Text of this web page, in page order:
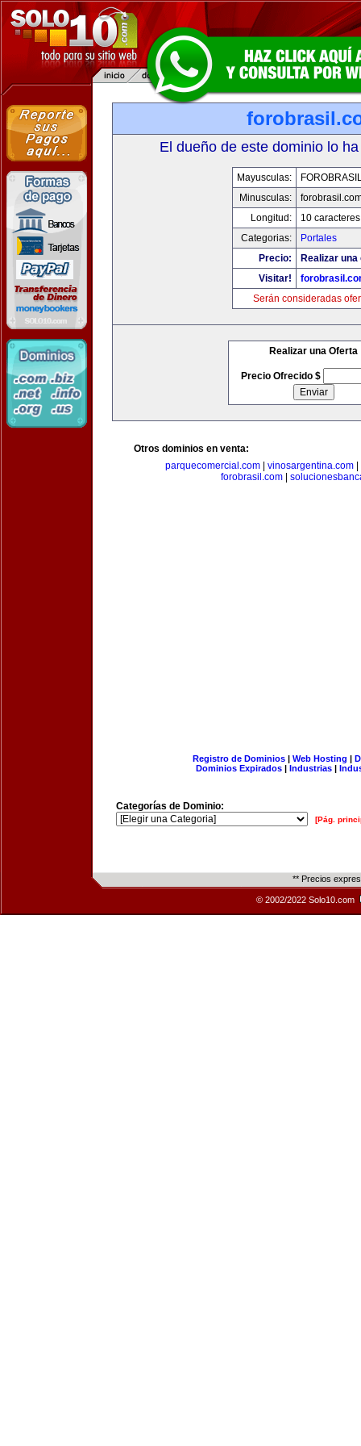
El dueño de este dominio lo
Mayusculas:
Minusculas:
Longitud:
10 caracteres
Categorias:
Portales
Precio:
Realizar
Visitar!
Serán consideradas
Realizar una Oferta
Precio Ofrecido $
Otros dominios en venta:
parquecomercial.com
vinosargentina.com
forobrasil.com|
Registro de Dominios| Web Hosting |
Dominios Expirados | Industrias |
Categorías de Dominio:
[Pág.
** Precios
© 2002/2022 Solo10.com